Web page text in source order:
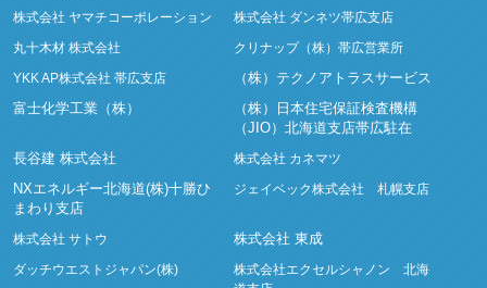
株式会社 ヤマチコーポレーション
株式会社 ダンネツ帯広支店
丸十木材 株式会社
クリナップ（株）帯広営業所
YKK AP株式会社 帯広支店
（株）テクノアトラスサービス
富士化学工業（株）
（株）日本住宅保証検査機構
（JIO）北海道支店帯広駐在
長谷建 株式会社
株式会社 カネマツ
NXエネルギー北海道(株)十勝ひ
まわり支店
ジェイベック株式会社 札幌支店
株式会社 サトウ 株式会社 東成
ダッチウエストジャパン(株)
株式会社エクセルシャノン 北海